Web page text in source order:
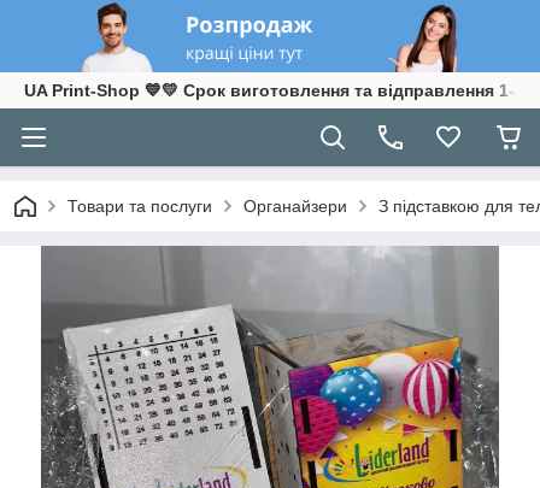
UA Print-Shop ​💙💛 Срок виготовлення та відправлення 1-3
Товари та послуги Органайзери З підставкою для